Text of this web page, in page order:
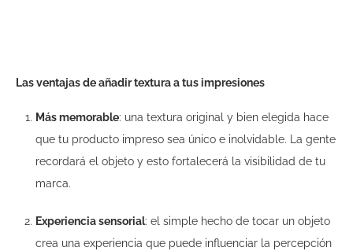
Las ventajas de añadir textura a tus impresiones
Más memorable: una textura original y bien elegida hace
que tu producto impreso sea único e inolvidable. La gente
recordará el objeto y esto fortalecerá la visibilidad de tu
marca.
Experiencia sensorial: el simple hecho de tocar un objeto
crea una experiencia que puede influenciar la percepción